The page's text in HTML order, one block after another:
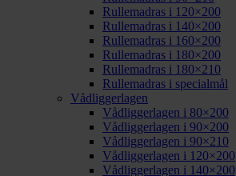
Rullemadras i 120×200
Rullemadras i 140×200
Rullemadras i 160×200
Rullemadras i 180×200
Rullemadras i 180×210
Rullemadras i specialmål
Vådliggerlagen
Vådliggerlagen i 80×200
Vådliggerlagen i 90×200
Vådliggerlagen i 90×210
Vådliggerlagen i 120×200
Vådliggerlagen i 140×200